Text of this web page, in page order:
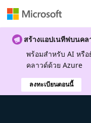
สร้างแอปเนทีฟบนคล
พร้อมสําหรับ AI หรื
คลาวด์ด้วย Azure
ลงทะเบียนตอนนี้